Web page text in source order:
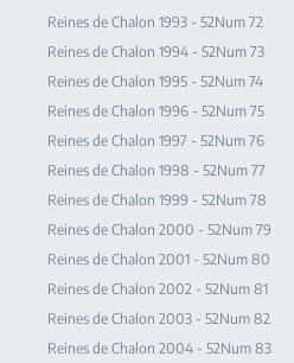
Reines de Chalon 1993 - 52Num 72
Reines de Chalon 1994 - 52Num 73
Reines de Chalon 1995 - 52Num 74
Reines de Chalon 1996 - 52Num 75
Reines de Chalon 1997 - 52Num 76
Reines de Chalon 1998 - 52Num 77
Reines de Chalon 1999 - 52Num 78
Reines de Chalon 2000 - 52Num 79
Reines de Chalon 2001 - 52Num 80
Reines de Chalon 2002 - 52Num 81
Reines de Chalon 2003 - 52Num 82
Reines de Chalon 2004 - 52Num 83